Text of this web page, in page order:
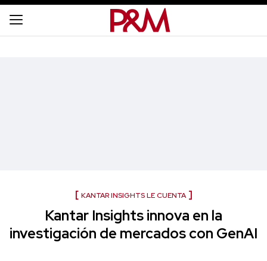
KANTAR INSIGHTS LE CUENTA
Kantar Insights innova en la
investigación de mercados con GenAI